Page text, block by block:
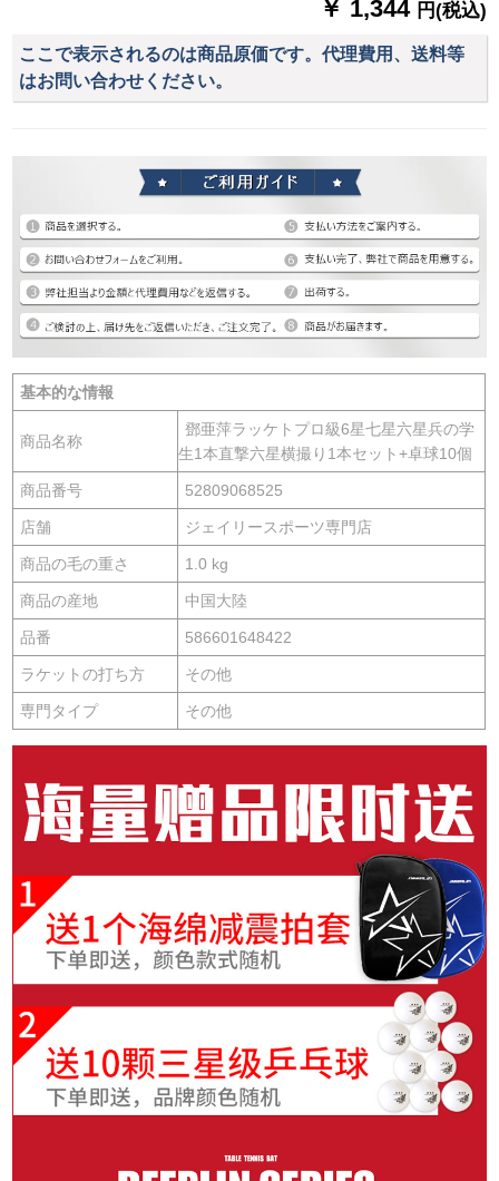
￥ 1,344 円(税込)
ここで表示されるのは商品原価です。代理費用、送料等
はお問い合わせください。
基本的な情報
商品名称
鄧亜萍ラッケトプロ級6星七星六星兵の学
生1本直撃六星横撮り1本セット+卓球10個
商品番号 52809068525
店舗 ジェイリースポーツ専門店
商品の毛の重さ 1.0 kg
商品の産地 中国大陸
品番 586601648422
ラケットの打ち方 その他
専門タイプ その他